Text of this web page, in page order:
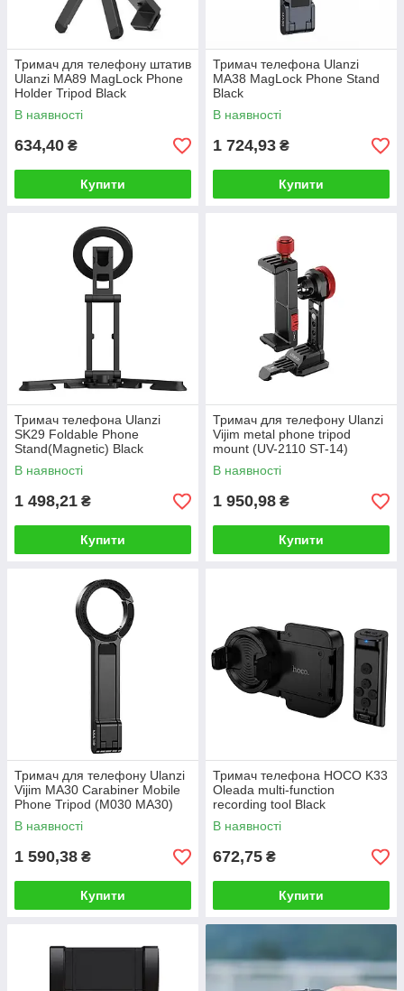
Тримач для телефону штатив
Ulanzi MA89 MagLock Phone
Holder Tripod Black
В наявності
634,40 ₴
Купити
Тримач телефона Ulanzi
MA38 MagLock Phone Stand
Black
В наявності
1 724,93 ₴
Купити
Тримач телефона Ulanzi
SK29 Foldable Phone
Stand(Magnetic) Black
В наявності
1 498,21 ₴
Купити
Тримач для телефону Ulanzi
Vijim metal phone tripod
mount (UV-2110 ST-14)
В наявності
1 950,98 ₴
Купити
Тримач для телефону Ulanzi
Vijim MA30 Carabiner Mobile
Phone Tripod (M030 MA30)
В наявності
1 590,38 ₴
Купити
Тримач телефона HOCO K33
Oleada multi-function
recording tool Black
В наявності
672,75 ₴
Купити